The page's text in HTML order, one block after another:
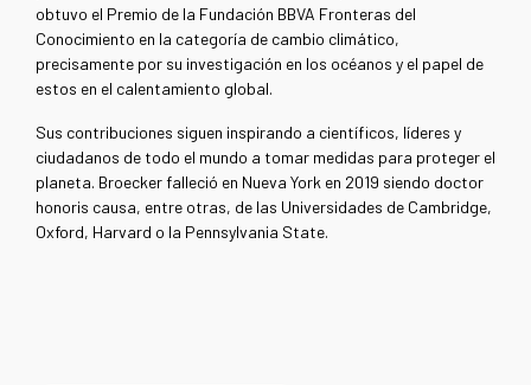
obtuvo el Premio de la Fundación BBVA Fronteras del
Conocimiento en la categoría de cambio climático,
precisamente por su investigación en los océanos y el papel de
estos en el calentamiento global.
Sus contribuciones siguen inspirando a científicos, líderes y
ciudadanos de todo el mundo a tomar medidas para proteger el
planeta. Broecker falleció en Nueva York en 2019 siendo doctor
honoris causa, entre otras, de las Universidades de Cambridge,
Oxford, Harvard o la Pennsylvania State.